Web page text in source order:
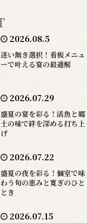
2026.08.5
迷い無き選択！看板メニュ
ーで叶える宴の最適解
2026.07.29
盛夏の宴を彩る！活魚と郷
土の味で絆を深める打ち上
げ
2026.07.22
盛夏の夜を彩る！個室で味
わう旬の恵みと寛ぎのひと
とき
2026.07.15